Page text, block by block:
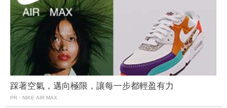
踩著空氣，邁向極限，讓每一步都輕盈有力
PR・NIKE AIR MAX